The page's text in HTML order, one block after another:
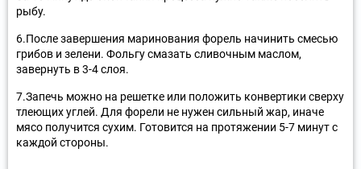
рыбу.
6.После завершения маринования форель начинить смесью
грибов и зелени. Фольгу смазать сливочным маслом,
завернуть в 3-4 слоя.
7.Запечь можно на решетке или положить конвертики сверху
тлеющих углей. Для форели не нужен сильный жар, иначе
мясо получится сухим. Готовится на протяжении 5-7 минут с
каждой стороны.